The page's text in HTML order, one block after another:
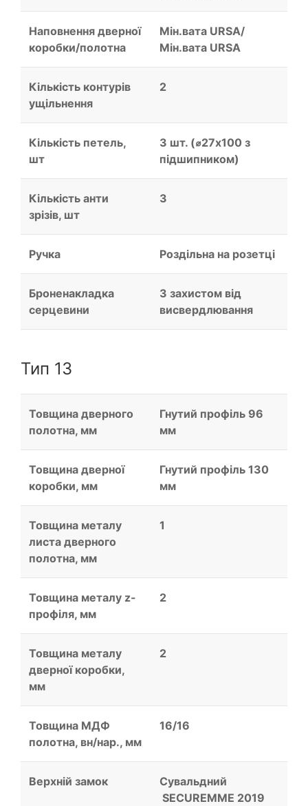
Наповнення дверної
коробки/полотна
Мін.вата URSA/
Мін.вата URSA
Кількість контурів
ущільнення
2
Кількість петель,
шт
3 шт. (⌀27х100 з
підшипником)
Кількість анти
зрізів, шт
3
Ручка Роздільна на розетці
Броненакладка
серцевини
З захистом від
висвердлювання
Тип 13
Товщина дверного
полотна, мм
Гнутий профіль 96
мм
Товщина дверної
коробки, мм
Гнутий профіль 130
мм
Товщина металу
листа дверного
полотна, мм
1
Товщина металу z-
профіля, мм
2
Товщина металу
дверної коробки,
мм
2
Товщина МДФ
полотна, вн/нар., мм
16/16
Верхній замок
Сувальдний
SECUREMME 2019